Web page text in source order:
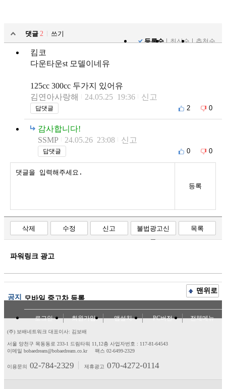
댓글 2
쓰기
등록순
최신순 추천순
킴코
다운타운st 모델이네유
125cc 300cc 두가지 있어유
김연아사랑해
24.05.25 19:36 신고
답댓글 2 0
감사합니다!
SSMP
24.05.26 23:08 신고
답댓글 0 0
등록
삭제 수정 신고
불법광고신
고
목록
파워링크 광고
공지 모바일 중고차 등록
맨위로
로그인 회원가입 앱설치 PC버전 전체메뉴
(주) 보배네트워크 대표이사: 김보배
서울 양천구 목동동로 233-1 드림타워 11,12층 사업자번호 : 117-81-64543
이메일 bobaedream@bobaedream.co.kr
팩스 02-6499-2329
이용문의 02-784-2329 제휴광고 070-4272-0114